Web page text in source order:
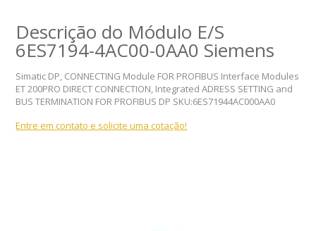
Descrição do Módulo E/S
6ES7194-4AC00-0AA0 Siemens
Simatic DP, CONNECTING Module FOR PROFIBUS Interface Modules
ET 200PRO DIRECT CONNECTION, Integrated ADRESS SETTING and
BUS TERMINATION FOR PROFIBUS DP SKU:6ES71944AC000AA0
Entre em contato e solicite uma cotação!